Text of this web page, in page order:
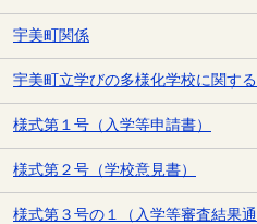
宇美町関係
宇美町立学びの多様化学校に関す
様式第１号（入学等申請書）
様式第２号（学校意見書）
様式第３号の１（入学等審査結果通